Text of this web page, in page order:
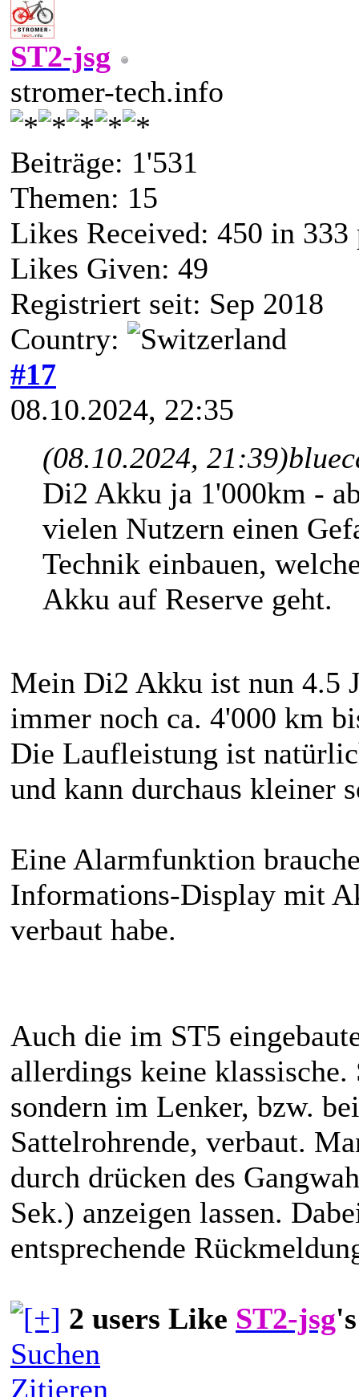
ST2-jsg
stromer-tech.info
Beiträge: 1'531
Themen: 15
Likes Received: 450 in 333
Likes Given: 49
Registriert seit: Sep 2018
Country:
#17
08.10.2024, 22:35
(08.10.2024, 21:39)
Di2 Akku ja 1'000km -
vielen Nutzern einen
Technik einbauen,
Akku auf Reserve geht.
Mein Di2 Akku ist nun 4.5
immer noch ca. 4'000 km
Die Laufleistung ist
und kann durchaus kleiner
Eine Alarmfunktion
Informations-Display mit
verbaut habe.
Auch die im ST5
allerdings keine
sondern im Lenker, bzw.
Sattelrohrende, verbaut.
durch drücken des
Sek.) anzeigen lassen.
entsprechende
2 users Like ST2-jsg
Suchen
Zitieren